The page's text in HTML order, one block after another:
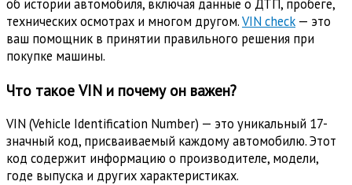
об истории автомобиля, включая данные о ДТП, пробеге,
технических осмотрах и многом другом.VIN check — это
ваш помощник в принятии правильного решения при
покупке машины.
Что такое VIN и почему он важен?
VIN (Vehicle Identification Number) — это уникальный 17-
значный код, присваиваемый каждому автомобилю. Этот
код содержит информацию о производителе, модели,
годе выпуска и других характеристиках.